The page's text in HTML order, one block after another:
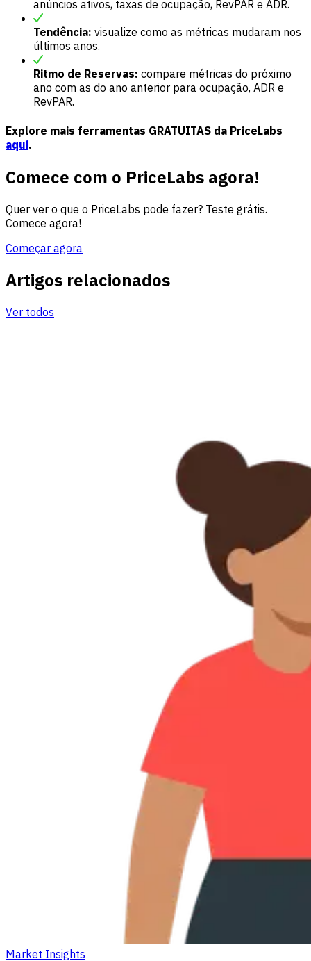
anúncios ativos, taxas de ocupação, RevPAR e ADR.
Tendência: visualize como as métricas mudaram nos
últimos anos.
Ritmo de Reservas: compare métricas do próximo
ano com as do ano anterior para ocupação, ADR e
RevPAR.
Explore mais ferramentas GRATUITAS da PriceLabs
aqui.
Comece com o PriceLabs agora!
Quer ver o que o PriceLabs pode fazer? Teste grátis.
Comece agora!
Começar agora
Artigos relacionados
Ver todos
Market Insights